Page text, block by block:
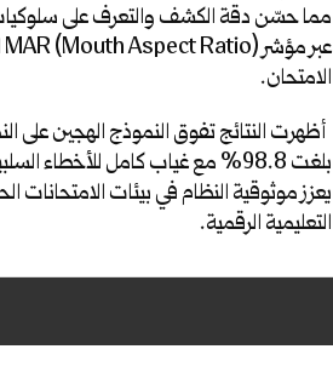
مما حسّن دقة الكشف والتعرف على
الامتحان.
أظهرت النتائج تفوق النموذج الهجين على
يعزز موثوقية النظام في بيئات الامتحانات
التعليمية الرقمية.